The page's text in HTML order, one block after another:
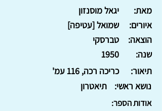
יגאל מוסנזון
מאת:
שמואל [עטיפה]
איורים:
טברסקי
הוצאה:
1950
שנה:
כריכה רכה, 116 עמ'
תיאור:
תיאטרון
נושא ראשי:
אודות הספר: